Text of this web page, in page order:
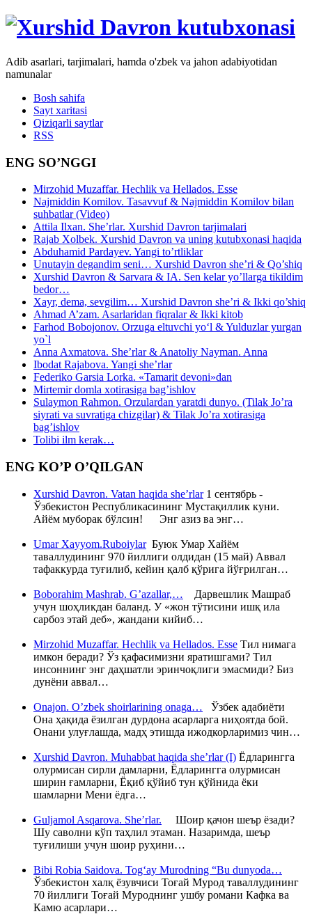
Adib asarlari, tarjimalari, hamda o'zbek va jahon adabiyotidan
namunalar
Bosh sahifa
Sayt xaritasi
Qiziqarli saytlar
RSS
ENG SO’NGGI
Mirzohid Muzaffar. Hechlik va Hellados. Esse
Najmiddin Komilov. Tasavvuf & Najmiddin Komilov bilan
suhbatlar (Video)
Attila Ilxan. She’rlar. Xurshid Davron tarjimalari
Rajab Xolbek. Xurshid Davron va uning kutubxonasi haqida
Abduhamid Pardayev. Yangi to’rtliklar
Unutayin degandim seni… Xurshid Davron she’ri & Qo’shiq
Xurshid Davron & Sarvara & IA. Sen kelar yo’llarga tikildim
bedor…
Xayr, dema, sevgilim… Xurshid Davron she’ri & Ikki qo’shiq
Ahmad A’zam. Asarlaridan fiqralar & Ikki kitob
Farhod Bobojonov. Orzuga eltuvchi yo‘l & Yulduzlar yurgan
yo`l
Anna Axmatova. She’rlar & Anatoliy Nayman. Anna
Ibodat Rajabova. Yangi she’rlar
Federiko Garsia Lorka. «Tamarit devoni»dan
Mirtemir domla xotirasiga bag’ishlov
Sulaymon Rahmon. Orzulardan yaratdi dunyo. (Tilak Jo’ra
siyrati va suvratiga chizgilar) & Tilak Jo’ra xotirasiga
bag’ishlov
Tolibi ilm kerak…
ENG KO’P O’QILGAN
Xurshid Davron. Vatan haqida she’rlar1 сентябрь -
Ўзбекистон Республикасининг Мустақиллик куни.
Айём муборак бўлсин! Энг азиз ва энг…
Umar Xayyom.RuboiylarБуюк Умар Хайём
таваллудининг 970 йиллиги олдидан (15 май) Аввал
тафаккурда туғилиб, кейин қалб қўрига йўғрилган…
Boborahim Mashrab. G’azallar,… Дарвешлик Машраб
учун шоҳликдан баланд. У «жон тўтисини ишқ ила
сарбоз этай деб», жандани кийиб…
Mirzohid Muzaffar. Hechlik va Hellados. Esse Тил нимага
имкон беради? Ўз қафасимизни яратишгами? Тил
инсоннинг энг даҳшатли эринчоқлиги эмасмиди? Биз
дунёни аввал…
Onajon. O’zbek shoirlarining onaga… Ўзбек адабиёти
Она ҳақида ёзилган дурдона асарларга ниҳоятда бой.
Онани улуғлашда, мадҳ этишда ижодкорларимиз чин…
Xurshid Davron. Muhabbat haqida she’rlar (I) Ёдларингга
олурмисан сирли дамларни, Ёдларингга олурмисан
ширин ғамларни, Ёқиб қўйиб тун қўйнида ёки
шамларни Мени ёдга…
Guljamol Asqarova. She’rlar. Шоир қачон шеър ёзади?
Шу саволни кўп таҳлил этаман. Назаримда, шеър
туғилиши учун шоир руҳини…
Bibi Robia Saidova. Tog‘ay Murodning “Bu dunyoda…
Ўзбекистон халқ ёзувчиси Тоғай Мурод таваллудининг
70 йиллиги Тоғай Муроднинг ушбу романи Кафка ва
Камю асарлари…